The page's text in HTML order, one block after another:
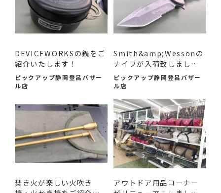
DEVICEWORKSの鍋をご
紹介いたします！
ピックアップ静岡登呂バザー
ル店
Smith&amp;Wessonの
ナイフが入荷致しまし
た！
ピックアップ静岡登呂バザー
ル店
焚き火が楽しい火吹き
アウトドア用品コーナー